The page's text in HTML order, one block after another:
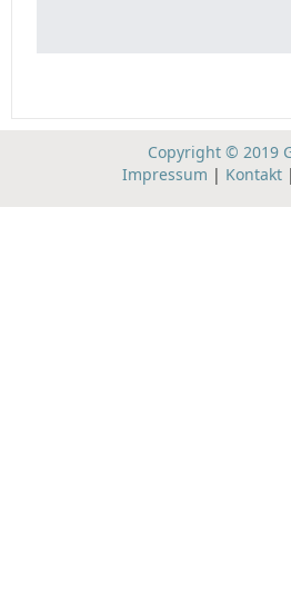
Copyright © 2019
Impressum | Kontakt|